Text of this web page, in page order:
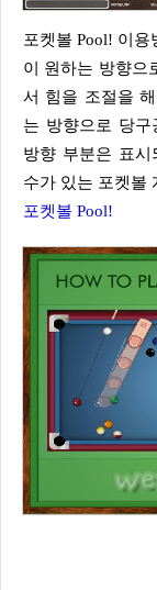
포켓볼 Pool! 이용방법은 간단합니다. 손가락을 사용해서 자신
이 원하는 방향으
서 힘을 조절을
는 방향으로 당
방향 부분은 표
수가 있는 포켓볼
포켓볼 Pool!